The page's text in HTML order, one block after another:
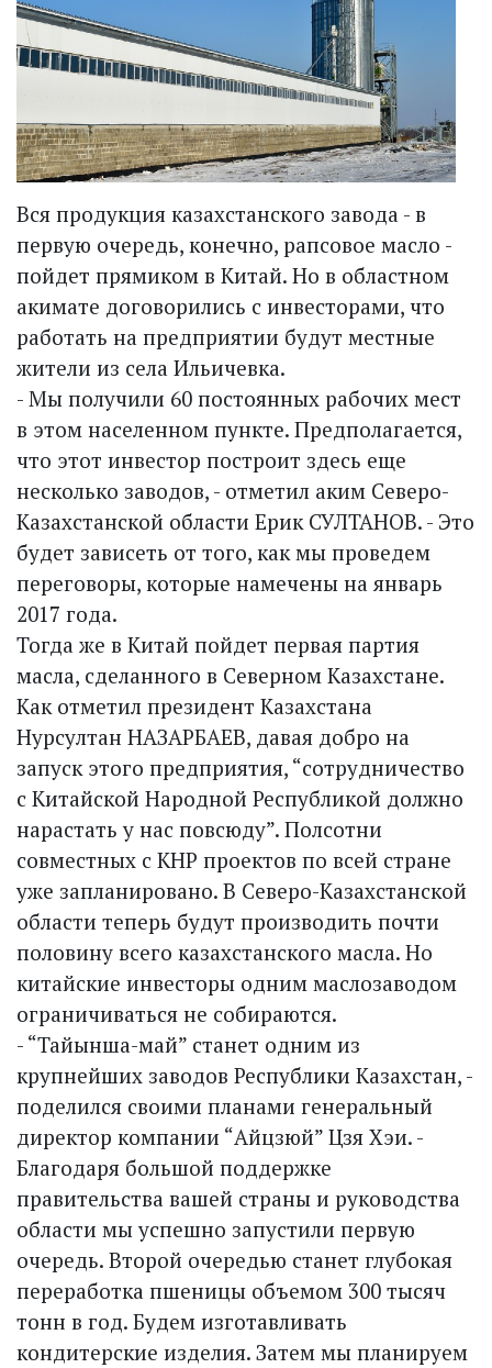
Вся продукция казахстанского завода - в
первую очередь, конечно, рапсовое масло -
пойдет прямиком в Китай. Но в областном
акимате договорились с инвесторами, что
работать на предприятии будут местные
жители из села Ильичевка.
- Мы получили 60 постоянных рабочих мест
в этом населенном пункте. Предполагается,
что этот инвестор построит здесь еще
несколько заводов, - отметил аким Северо-
Казахстанской области Ерик СУЛТАНОВ. - Это
будет зависеть от того, как мы проведем
переговоры, которые намечены на январь
2017 года.
Тогда же в Китай пойдет первая партия
масла, сделанного в Северном Казахстане.
Как отме­тил президент Казахстана
Нурсултан НАЗАРБАЕВ, давая добро на
запуск этого предприятия, “сотрудничество
с Китайской Народной Республикой должно
нарастать у нас повсюду”. Полсотни
совместных с КНР проектов по всей стране
уже запланировано. В Северо-Казахстанской
области теперь будут производить почти
половину всего казахстанского масла. Но
китайские инвесторы одним маслозаводом
ограничиваться не собираются.
- “Тайынша-май” станет одним из
крупнейших заводов Республики Казахстан, -
поделился своими планами генеральный
директор компании “Айцзюй” Цзя Хэи. -
Благодаря большой поддержке
правительства вашей страны и руководства
области мы успешно запустили первую
очередь. Второй очередью станет глубокая
переработка пшеницы объемом 300 тысяч
тонн в год. Будем изготавливать
кондитерские изделия. Затем мы планируем